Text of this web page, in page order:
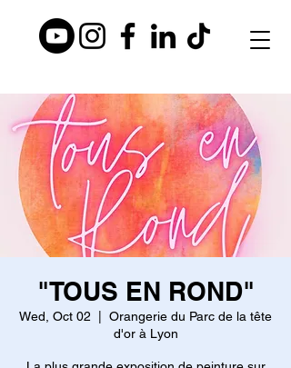
"TOUS EN ROND"
Wed, Oct 02
Orangerie du Parc de la tête
d'or à Lyon